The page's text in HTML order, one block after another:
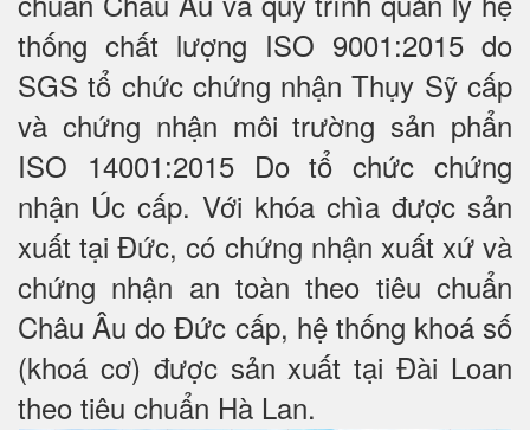
thống chất lượng ISO 9001:2015 do
SGS tổ chức chứng nhận Thụy Sỹ cấp
và chứng nhận môi trường sản phẩn
ISO 14001:2015 Do tổ chức chứng
nhận Úc cấp. Với khóa chìa được sản
xuất tại Đức, có chứng nhận xuất xứ và
chứng nhận an toàn theo tiêu chuẩn
Châu Âu do Đức cấp, hệ thống khoá số
(khoá cơ) được sản xuất tại Đài Loan
theo tiêu chuẩn Hà Lan.